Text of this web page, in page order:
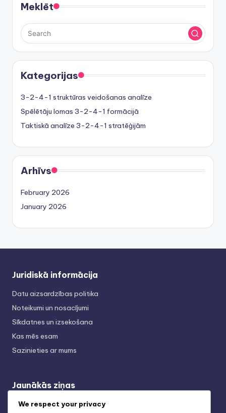
Meklēt
Kategorijas
3-2-4-1 struktūras veidošanas analīze
Spēlētāju lomas 3-2-4-1 formācijā
Taktiskā analīze 3-2-4-1 stratēģijām
Arhīvs
February 2026
January 2026
Juridiskā informācija
Datu aizsardzības politika
Noteikumi un nosacījumi
Sīkdatnes un izsekošana
Kas mēs esam
Sazinieties ar mums
Jaunākās ziņas
3-2-4-1 Taktiskā dinamika: Lomu izpratne,
We respect your privacy